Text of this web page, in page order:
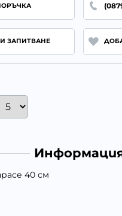
ЗАПИТВАНЕ
40 см